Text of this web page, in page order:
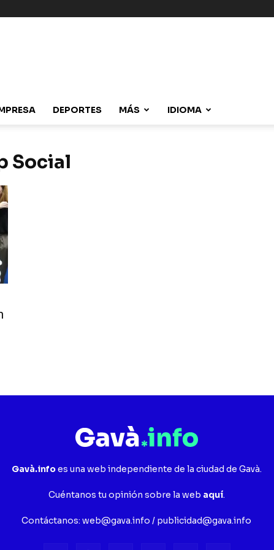
DEPORTES MÁS IDIOMA
Social
Gavà.infoes una web independiente de la ciudad de Gavà.
Cuéntanos tu opinión sobre la web aquí.
Contáctanos:web@gava.info / publicidad@gava.info